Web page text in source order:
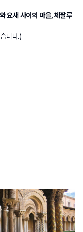
요새 사이의 마을, 체팔루
니다.)